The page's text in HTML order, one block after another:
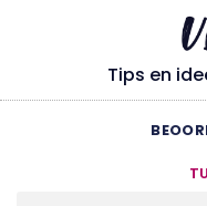
Tips en